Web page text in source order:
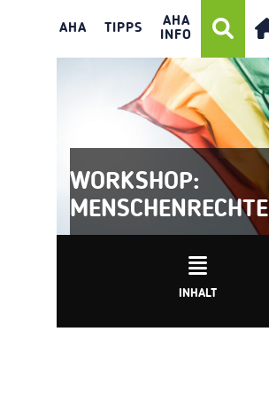
AHA TIPPS
AHA
INFO
WORKSHOP:
MENSCHENRECHTE
INHALT